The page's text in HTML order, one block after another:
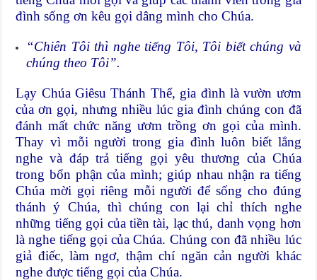
đình sống ơn kêu gọi dâng mình cho Chúa.
“Chiên Tôi thì nghe tiếng Tôi, Tôi biết chúng và
chúng theo Tôi”.
Lạy Chúa Giêsu Thánh Thể, gia đình là vườn ươm
của ơn gọi, nhưng nhiều lúc gia đình chúng con đã
đánh mất chức năng ươm trồng ơn gọi của mình.
Thay vì mỗi người trong gia đình luôn biết lắng
nghe và đáp trả tiếng gọi yêu thương của Chúa
trong bổn phận của mình; giúp nhau nhận ra tiếng
Chúa mời gọi riêng mỗi người để sống cho đúng
thánh ý Chúa, thì chúng con lại chỉ thích nghe
những tiếng gọi của tiền tài, lạc thú, danh vọng hơn
là nghe tiếng gọi của Chúa. Chúng con đã nhiều lúc
giả điếc, làm ngơ, thậm chí ngăn cản người khác
nghe được tiếng gọi của Chúa.